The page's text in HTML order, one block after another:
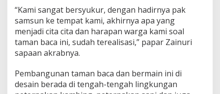
“Kami sangat bersyukur, dengan hadirnya pak
samsun ke tempat kami, akhirnya apa yang
menjadi cita cita dan harapan warga kami soal
taman baca ini, sudah terealisasi,” papar Zainuri
sapaan akrabnya.
Pembangunan taman baca dan bermain ini di
desain berada di tengah-tengah lingkungan